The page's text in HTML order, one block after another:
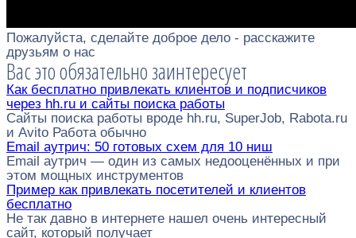
Пожалуйста, сделайте доброе дело - расскажите
друзьям о нас
Вас это обязательно заинтересует
Как бесплатно привлекать клиентов и подписчиков
через hh.ru и сайты поиска работы
Сайты поиска работы вроде hh.ru, SuperJob, Rabota.ru
и Avito Работа обычно
Email аутрич: 50 готовых схем для 10 ниш
Email аутрич — один из самых недооценённых и при
этом мощных инструментов
Пример как привлекать посетителей и клиентов
бесплатно
Не так давно в интернете нашел очень интересный
сайт, который получает